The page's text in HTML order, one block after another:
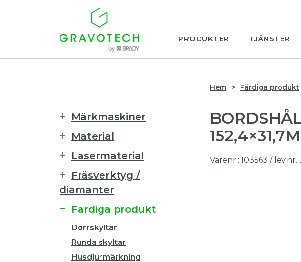
PRODUKTER TJÄNSTER
Hem Färdiga produkt
Varenr.: 103563 / lev.nr.
Märkmaskiner
Material
Lasermaterial
Fräsverktyg /
diamanter
Färdiga produkt
Dörrskyltar
Runda skyltar
Husdjurmärkning